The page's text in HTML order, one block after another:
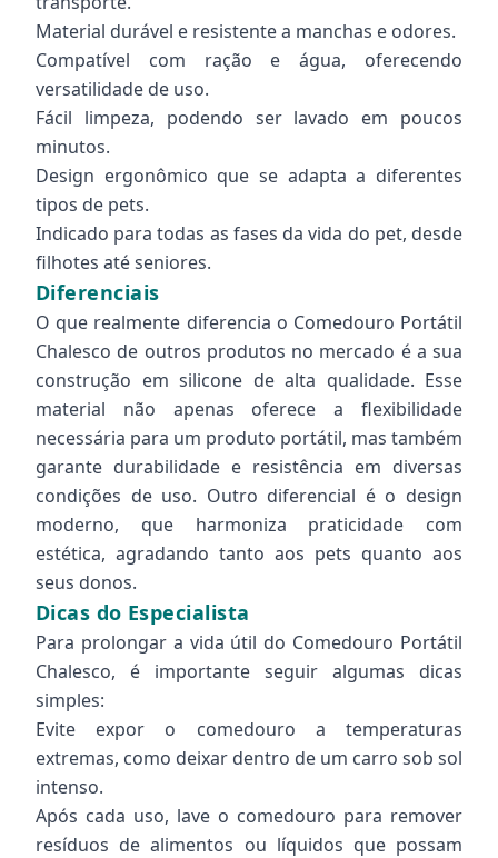
Material durável e resistente a manchas e odores.
Compatível com ração e água, oferecendo
versatilidade de uso.
Fácil limpeza, podendo ser lavado em poucos
minutos.
Design ergonômico que se adapta a diferentes
tipos de pets.
Indicado para todas as fases da vida do pet, desde
filhotes até seniores.
Diferenciais
O que realmente diferencia o Comedouro Portátil
Chalesco de outros produtos no mercado é a sua
construção em silicone de alta qualidade. Esse
material não apenas oferece a flexibilidade
necessária para um produto portátil, mas também
garante durabilidade e resistência em diversas
condições de uso. Outro diferencial é o design
moderno, que harmoniza praticidade com
estética, agradando tanto aos pets quanto aos
seus donos.
Dicas do Especialista
Para prolongar a vida útil do Comedouro Portátil
Chalesco, é importante seguir algumas dicas
simples:
Evite expor o comedouro a temperaturas
extremas, como deixar dentro de um carro sob sol
intenso.
Após cada uso, lave o comedouro para remover
resíduos de alimentos ou líquidos que possam